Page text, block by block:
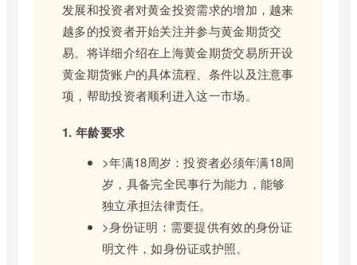
发展和投资者对黄金投资需求的增加，越来
越多的投资者开始关注并参与黄金期货交
易。将详细介绍在上海黄金期货交易所开设
黄金期货账户的具体流程、条件以及注意事
项，帮助投资者顺利进入这一市场。
1. 年龄要求
>年满18周岁：投资者必须年满18周
岁，具备完全民事行为能力，能够
独立承担法律责任。
>身份证明：需要提供有效的身份证
明文件，如身份证或护照。